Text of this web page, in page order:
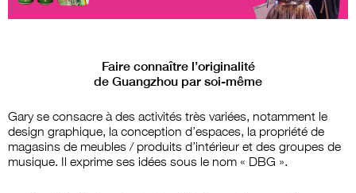
Faire connaître l’originalité
de Guangzhou par soi-même
Gary se consacre à des activités très variées, notamment le
design graphique, la conception d’espaces, la propriété de
magasins de meubles / produits d’intérieur et des groupes de
musique. Il exprime ses idées sous le nom « DBG ».